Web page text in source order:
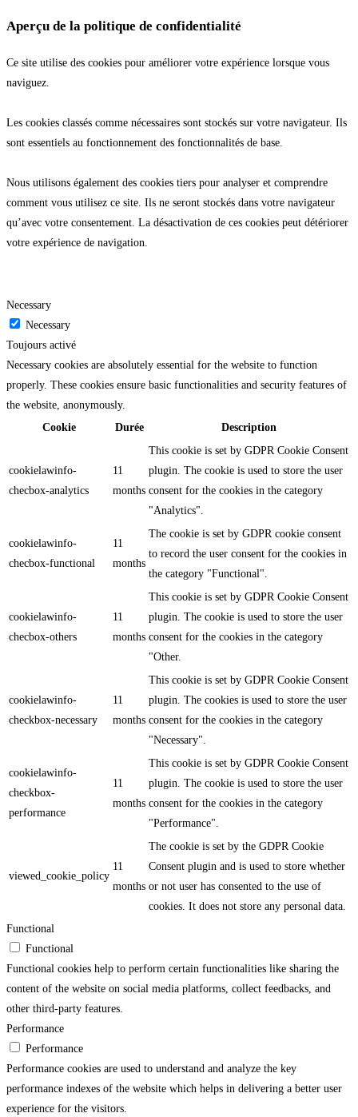
Aperçu de la politique de confidentialité
Ce site utilise des cookies pour améliorer votre expérience lorsque vous
naviguez.
Les cookies classés comme nécessaires sont stockés sur votre navigateur. Ils
sont essentiels au fonctionnement des fonctionnalités de base.
Nous utilisons également des cookies tiers pour analyser et comprendre
comment vous utilisez ce site. Ils ne seront stockés dans votre navigateur
qu’avec votre consentement. La désactivation de ces cookies peut détériorer
votre expérience de navigation.
Necessary
Necessary
Toujours activé
Necessary cookies are absolutely essential for the website to function
properly. These cookies ensure basic functionalities and security features of
the website, anonymously.
Cookie
Durée Description
cookielawinfo-
checbox-analytics
11
months
This cookie is set by GDPR Cookie Consent
plugin. The cookie is used to store the user
consent for the cookies in the category
"Analytics".
cookielawinfo-
checbox-functional
11
months
The cookie is set by GDPR cookie consent
to record the user consent for the cookies in
the category "Functional".
cookielawinfo-
checbox-others
11
months
This cookie is set by GDPR Cookie Consent
plugin. The cookie is used to store the user
consent for the cookies in the category
"Other.
cookielawinfo-
checkbox-necessary
11
months
This cookie is set by GDPR Cookie Consent
plugin. The cookies is used to store the user
consent for the cookies in the category
"Necessary".
cookielawinfo-
checkbox-
performance
11
months
This cookie is set by GDPR Cookie Consent
plugin. The cookie is used to store the user
consent for the cookies in the category
"Performance".
viewed_cookie_policy
11
months
The cookie is set by the GDPR Cookie
Consent plugin and is used to store whether
or not user has consented to the use of
cookies. It does not store any personal data.
Functional
Functional
Functional cookies help to perform certain functionalities like sharing the
content of the website on social media platforms, collect feedbacks, and
other third-party features.
Performance
Performance
Performance cookies are used to understand and analyze the key
performance indexes of the website which helps in delivering a better user
experience for the visitors.